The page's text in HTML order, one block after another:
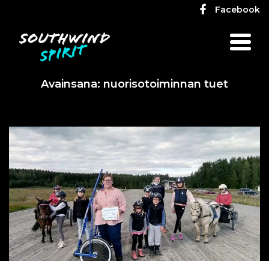
Facebook
Avainsana: nuorisotoiminnan tuet